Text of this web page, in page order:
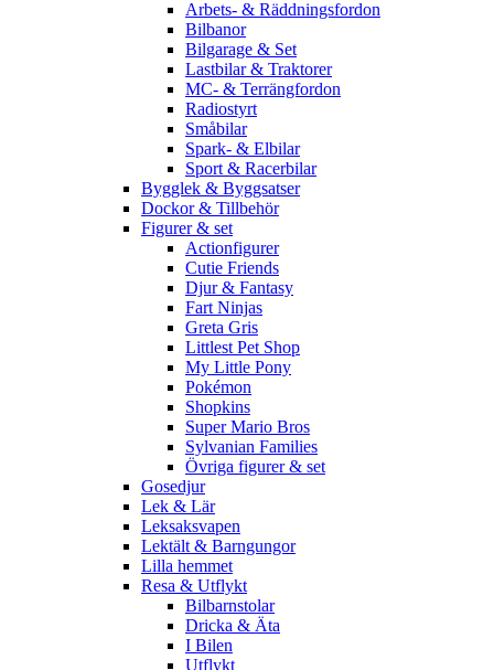
Arbets- & Räddningsfordon
Bilbanor
Bilgarage & Set
Lastbilar & Traktorer
MC- & Terrängfordon
Radiostyrt
Småbilar
Spark- & Elbilar
Sport & Racerbilar
Bygglek & Byggsatser
Dockor & Tillbehör
Figurer & set
Actionfigurer
Cutie Friends
Djur & Fantasy
Fart Ninjas
Greta Gris
Littlest Pet Shop
My Little Pony
Pokémon
Shopkins
Super Mario Bros
Sylvanian Families
Övriga figurer & set
Gosedjur
Lek & Lär
Leksaksvapen
Lektält & Barngungor
Lilla hemmet
Resa & Utflykt
Bilbarnstolar
Dricka & Äta
I Bilen
Utflykt